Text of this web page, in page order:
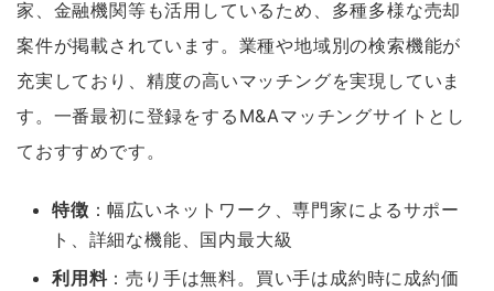
家、金融機関等も活用しているため、多種多様な売却
案件が掲載されています。業種や地域別の検索機能が
充実しており、精度の高いマッチングを実現していま
す。一番最初に登録をするM&Aマッチングサイトとし
ておすすめです。
特徴 ：幅広いネットワーク、専門家によるサポー
ト、詳細な機能、国内最大級
利用料：売り手は無料。買い手は成約時に成約価